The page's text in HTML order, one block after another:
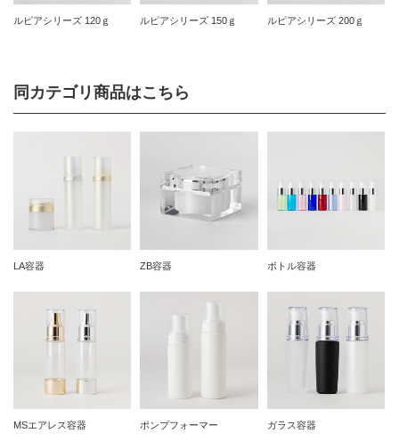
ルピアシリーズ 120ｇ ルピアシリーズ 150ｇ ルピアシリーズ 200ｇ
同カテゴリ商品はこちら
LA容器 ZB容器 ボトル容器
MSエアレス容器 ポンプフォーマー ガラス容器